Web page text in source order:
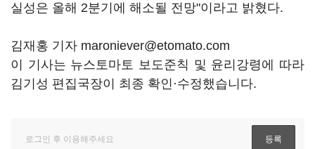
실성은 올해 2분기에 해소될 전망"이라고 밝혔다.
김재홍 기자 maroniever@etomato.com
이 기사는 뉴스토마토 보도준칙 및 윤리강령에 따라
김기성 편집국장이 최종 확인·수정했습니다.